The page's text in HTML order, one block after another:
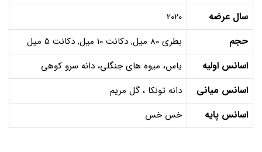
سال عرضه 2020
حجم بطری 80 میل, دکانت 10 میل, دکانت 5 میل
اسانس اولیه یاس، میوه های جنگلی، دانه سرو کوهی
اسانس میانی دانه تونکا ، گل مریم
اسانس پایه خس خس